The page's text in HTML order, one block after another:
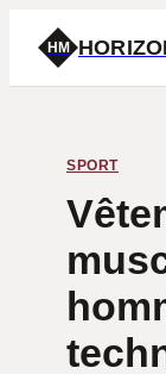
HM
SPORT